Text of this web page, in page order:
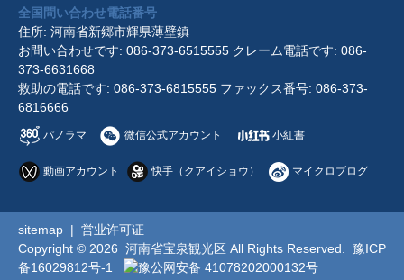
全国問い合わせ電話番号
住所: 河南省新郷市輝県薄壁鎮
お問い合わせです: 086-373-6515555 クレーム電話です: 086-
373-6631668
救助の電話です: 086-373-6815555 ファックス番号: 086-373-
6816666
パノラマ 微信公式アカウント 小紅書
動画アカウント 快手（クアイショウ） マイクロブログ
sitemap | 営业许可证
Copyright © 2026 河南省宝泉観光区 All Rights Reserved.
豫ICP
备16029812号-1
豫公网安备 41078202000132号